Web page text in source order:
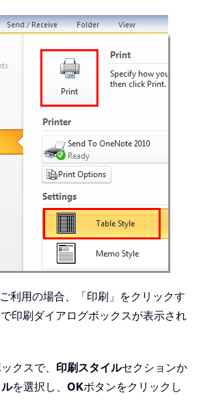
利用の場合、「印刷」をクリックす
印刷ダイアログボックスが表示され
クスで、 印刷スタイルセクションか
を選択し、 OKボタンをクリックし